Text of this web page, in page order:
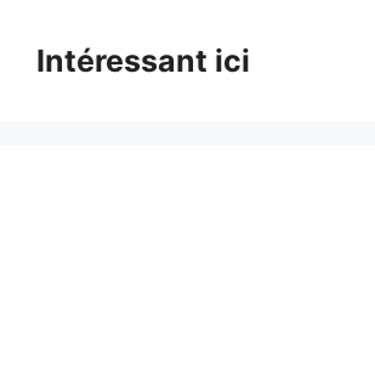
contentIntéressant ici